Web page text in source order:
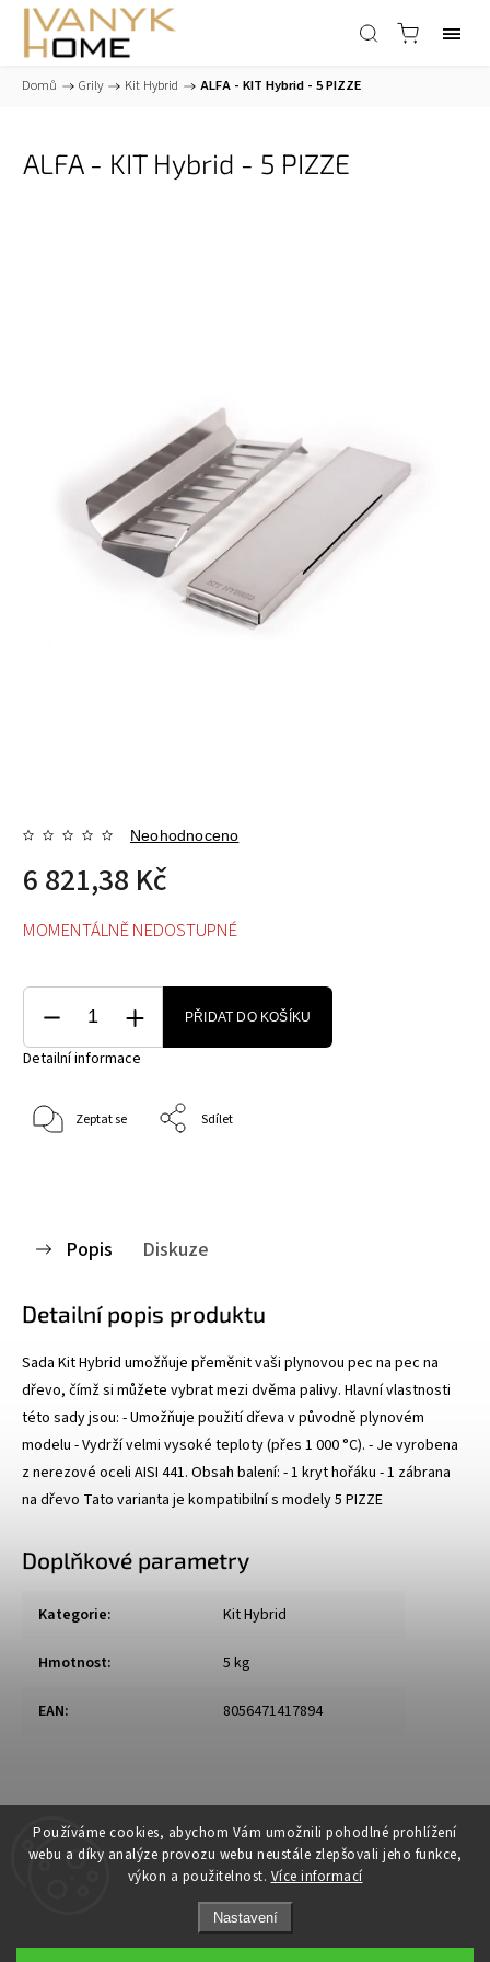
Používáme cookies, abychom Vám umožnili pohodlné prohlížení
webu a díky analýze provozu webu neustále zlepšovali jeho funkce,
výkon a použitelnost. Více informací
Nastavení
Domů / Grily / Kit Hybrid / ALFA - KIT Hybrid - 5 PIZZE
ALFA - KIT Hybrid - 5 PIZZE
Neohodnoceno
6 821,38 Kč
MOMENTÁLNĚ NEDOSTUPNÉ
PŘIDAT DO KOŠÍKU
Detailní informace
Zeptat se Sdílet
Popis Diskuze
Detailní popis produktu
Sada Kit Hybrid umožňuje přeměnit vaši plynovou pec na pec na
dřevo, čímž si můžete vybrat mezi dvěma palivy. Hlavní vlastnosti
této sady jsou: - Umožňuje použití dřeva v původně plynovém
modelu - Vydrží velmi vysoké teploty (přes 1 000 °C). - Je vyrobena
z nerezové oceli AISI 441. Obsah balení: - 1 kryt hořáku - 1 zábrana
na dřevo Tato varianta je kompatibilní s modely 5 PIZZE
Doplňkové parametry
Kategorie: Kit Hybrid
Hmotnost: 5 kg
EAN: 8056471417894